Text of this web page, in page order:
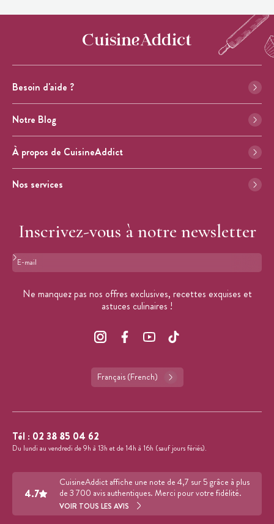
Besoin d'aide ?
Notre Blog
À propos de CuisineAddict
Nos services
Inscrivez-vous à notre newsletter
Format : adresse@email.com
Ne manquez pas nos offres exclusives, recettes exquises et
astuces culinaires !
Français (French)
Tél : 02 38 85 04 62
Du lundi au vendredi de 9h à 13h et de 14h à 16h (sauf jours fériés).
4.7
CuisineAddict affiche une note de 4,7 sur 5 grâce à plus
de 3 700 avis authentiques. Merci pour votre fidélité.
VOIR TOUS LES AVIS